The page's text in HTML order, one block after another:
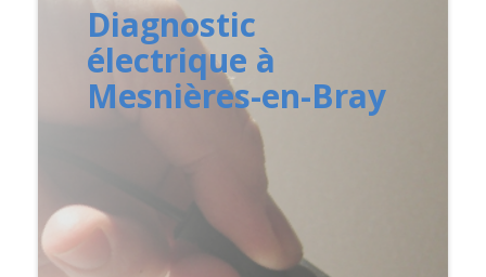
Diagnostic
électrique à
Mesnières-en-Bray